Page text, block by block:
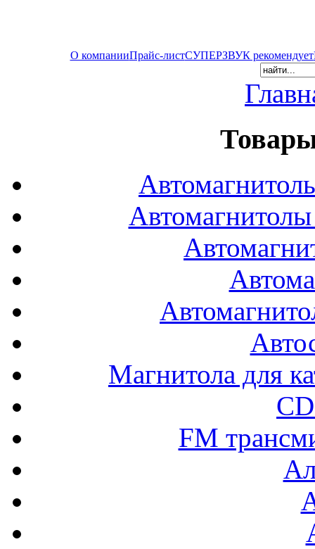
О компанииПрайс-листСУПЕРЗВУК рекомендует
Магнитола для
FM